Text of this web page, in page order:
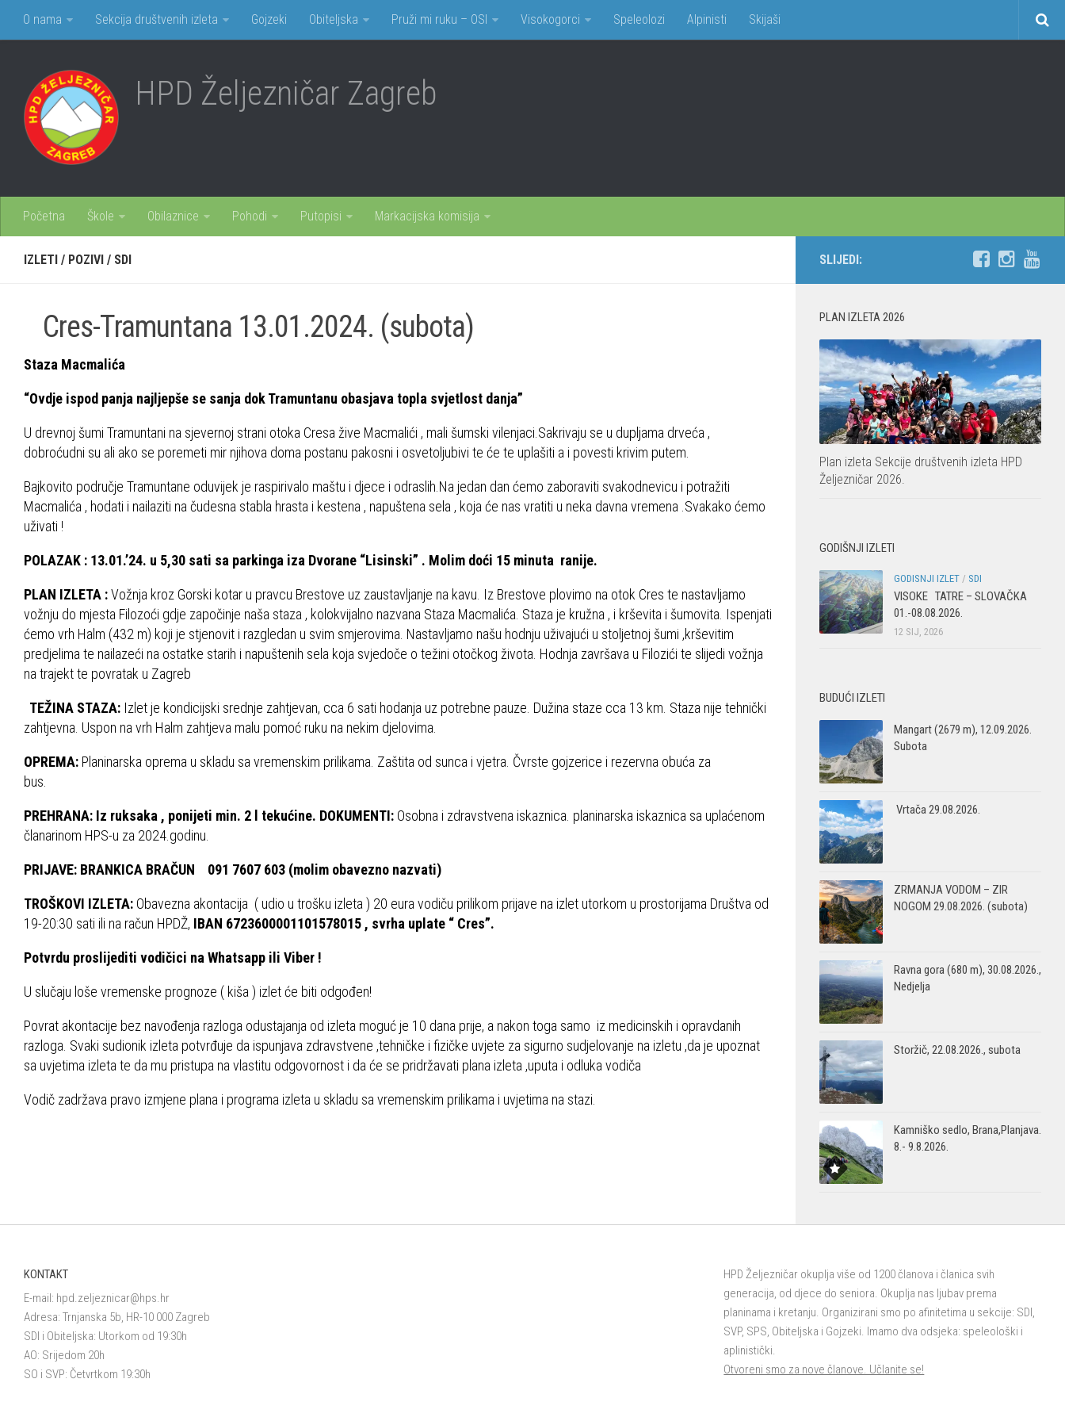
O nama Sekcija društvenih izleta Gojzeki Obiteljska Pruži mi ruku – OSI Visokogorci Speleolozi Alpinisti Skijaši
HPD Željezničar Zagreb
Početna Škole Obilaznice Pohodi Putopisi Markacijska komisija
IZLETI / POZIVI / SDI
Cres-Tramuntana 13.01.2024. (subota)
Staza Macmalića
“Ovdje ispod panja najljepše se sanja dok Tramuntanu obasjava topla svjetlost danja”
U drevnoj šumi Tramuntani na sjevernoj strani otoka Cresa žive Macmalići , mali šumski vilenjaci.Sakrivaju se u dupljama drveća ,
dobroćudni su ali ako se poremeti mir njihova doma postanu pakosni i osvetoljubivi te će te uplašiti a i povesti krivim putem.
Bajkovito područje Tramuntane oduvijek je raspirivalo maštu i djece i odraslih.Na jedan dan ćemo zaboraviti svakodnevicu i potražiti
Macmalića , hodati i nailaziti na čudesna stabla hrasta i kestena , napuštena sela , koja će nas vratiti u neka davna vremena .Svakako ćemo
uživati !
POLAZAK : 13.01.’24. u 5,30 sati sa parkinga iza Dvorane “Lisinski” . Molim doći 15 minuta ranije.
PLAN IZLETA :Vožnja kroz Gorski kotar u pravcu Brestove uz zaustavljanje na kavu. Iz Brestove plovimo na otok Cres te nastavljamo
vožnju do mjesta Filozoći gdje započinje naša staza , kolokvijalno nazvana Staza Macmalića. Staza je kružna , i krševita i šumovita. Ispenjati
ćemo vrh Halm (432 m) koji je stjenovit i razgledan u svim smjerovima. Nastavljamo našu hodnju uživajući u stoljetnoj šumi ,krševitim
predjelima te nailazeći na ostatke starih i napuštenih sela koja svjedoče o težini otočkog života. Hodnja završava u Filozići te slijedi vožnja
na trajekt te povratak u Zagreb
TEŽINA STAZA: Izlet je kondicijski srednje zahtjevan, cca 6 sati hodanja uz potrebne pauze. Dužina staze cca 13 km. Staza nije tehnički
zahtjevna. Uspon na vrh Halm zahtjeva malu pomoć ruku na nekim djelovima.
OPREMA: Planinarska oprema u skladu sa vremenskim prilikama. Zaštita od sunca i vjetra. Čvrste gojzerice i rezervna obuća za
bus.
PREHRANA: Iz ruksaka , ponijeti min. 2 l tekućine. DOKUMENTI: Osobna i zdravstvena iskaznica. planinarska iskaznica sa uplaćenom
članarinom HPS-u za 2024.godinu.
PRIJAVE: BRANKICA BRAČUN 091 7607 603 (molim obavezno nazvati)
TROŠKOVI IZLETA: Obavezna akontacija ( udio u trošku izleta ) 20 eura vodiču prilikom prijave na izlet utorkom u prostorijama Društva od
19-20:30 sati ili na račun HPDŽ, IBAN 6723600001101578015 , svrha uplate “ Cres”.
Potvrdu proslijediti vodičici na Whatsapp ili Viber !
U slučaju loše vremenske prognoze ( kiša ) izlet će biti odgođen!
Povrat akontacije bez navođenja razloga odustajanja od izleta moguć je 10 dana prije, a nakon toga samo iz medicinskih i opravdanih
razloga. Svaki sudionik izleta potvrđuje da ispunjava zdravstvene ,tehničke i fizičke uvjete za sigurno sudjelovanje na izletu ,da je upoznat
sa uvjetima izleta te da mu pristupa na vlastitu odgovornost i da će se pridržavati plana izleta ,uputa i odluka vodiča
Vodič zadržava pravo izmjene plana i programa izleta u skladu sa vremenskim prilikama i uvjetima na stazi.
SLIJEDI:
PLAN IZLETA 2026
Plan izleta Sekcije društvenih izleta HPD
Željezničar 2026.
GODIŠNJI IZLETI
GODISNJI IZLET / SDI
VISOKE TATRE – SLOVAČKA
01.-08.08.2026.
12 SIJ, 2026
BUDUĆI IZLETI
Mangart (2679 m), 12.09.2026.
Subota
Vrtača 29.08.2026.
ZRMANJA VODOM – ZIR
NOGOM 29.08.2026. (subota)
Ravna gora (680 m), 30.08.2026.,
Nedjelja
Storžič, 22.08.2026., subota
Kamniško sedlo, Brana,Planjava.
8.- 9.8.2026.
KONTAKT
E-mail: hpd.zeljeznicar@hps.hr
Adresa: Trnjanska 5b, HR-10 000 Zagreb
SDI i Obiteljska: Utorkom od 19:30h
AO: Srijedom 20h
SO i SVP: Četvrtkom 19:30h
HPD Željezničar okuplja više od 1200 članova i članica svih
generacija, od djece do seniora. Okuplja nas ljubav prema
planinama i kretanju. Organizirani smo po afinitetima u sekcije: SDI,
SVP, SPS, Obiteljska i Gojzeki. Imamo dva odsjeka: speleološki i
aplinistički.
Otvoreni smo za nove članove. Učlanite se!